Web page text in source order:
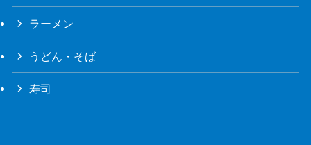
ラーメン
うどん・そば
寿司